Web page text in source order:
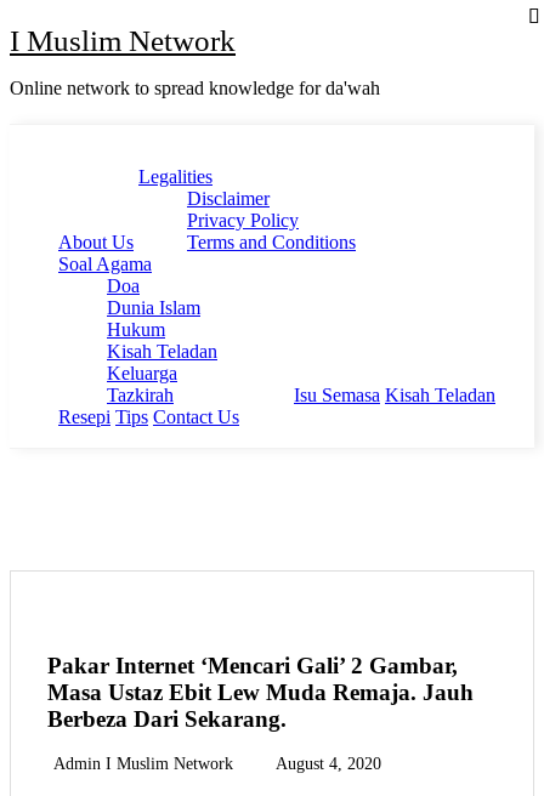
Skip
to
content
I Muslim Network
Online network to spread knowledge for da'wah
About Us
Legalities
Disclaimer
Privacy Policy
Terms and Conditions
Soal Agama
Doa
Dunia Islam
Hukum
Kisah Teladan
Keluarga
Tazkirah
Isu Semasa Kisah Teladan
Resepi Tips Contact Us
Pakar Internet ‘Mencari Gali’ 2 Gambar,
Masa Ustaz Ebit Lew Muda Remaja. Jauh
Berbeza Dari Sekarang.
Admin I Muslim Network August 4, 2020